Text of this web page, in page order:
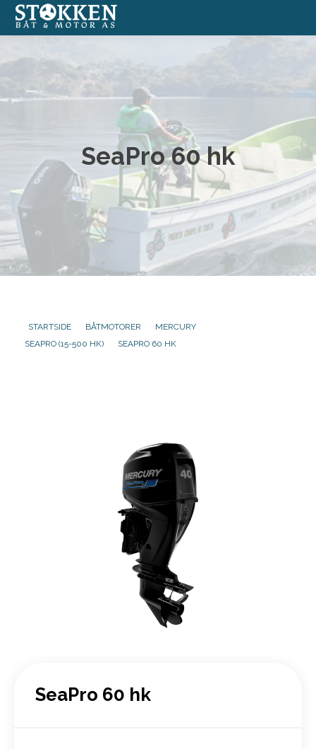
Båtmotorer
Båtverksted
Båtopplag
Formidlingssalg
SeaPro 60 hk
STARTSIDE BÅTMOTORER
MERCURY
SEAPRO (15-500 HK)
SEAPRO 60 HK
SeaPro 60 hk